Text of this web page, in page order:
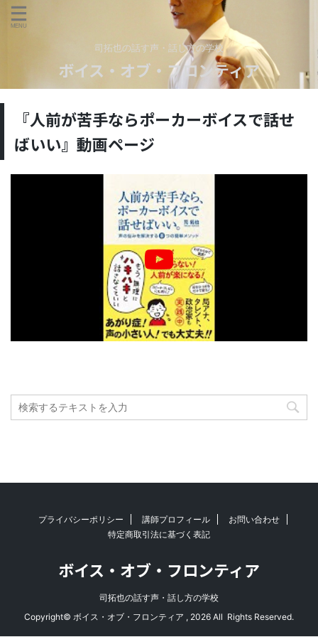
司拓也の話す声・話し方の学校
ボイス・オブ・フロンティア
『人前が苦手ならポーカーボイスで話せ
ばいい』動画ページ
プライバシーポリシー 講師プロフィール
お問い合わせ
特定商取引法に基づく表記
ボイス・オブ・フロンティア
司拓也の話す声・話し方の学校
Copyright© ボイス・オブ・フロンティア , 2026 All Rights Reserved.